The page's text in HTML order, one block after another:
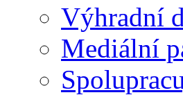
Výhradní
Mediální